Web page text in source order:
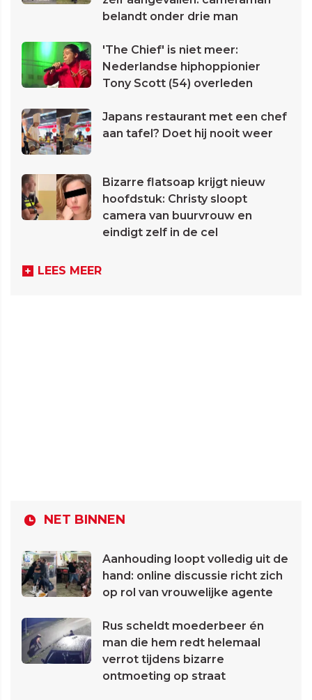
belandt onder drie man
'The Chief' is niet meer:
Nederlandse hiphoppionier
Tony Scott (54) overleden
Japans restaurant met een chef
aan tafel? Doet hij nooit weer
Bizarre flatsoap krijgt nieuw
hoofdstuk: Christy sloopt
camera van buurvrouw en
eindigt zelf in de cel
LEES MEER
NET BINNEN
Aanhouding loopt volledig uit de
hand: online discussie richt zich
op rol van vrouwelijke agente
Rus scheldt moederbeer én
man die hem redt helemaal
verrot tijdens bizarre
ontmoeting op straat